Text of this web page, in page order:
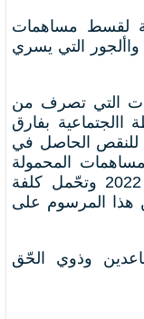
لقسط مساهمات
التي يسري
التي تصرف من
االجتماعية بفارق
للنقص الحاصل في
المحمولة
على جراياتهم إلى غاية 31 ديسمبر 2022 وتحّمل كلفة
المحّدد بالفصل 2 من هذا المرسوم على
وذوي الحّق